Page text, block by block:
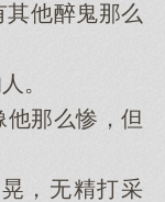
他‌醉鬼那么
。
那么惨，但
，无精打采